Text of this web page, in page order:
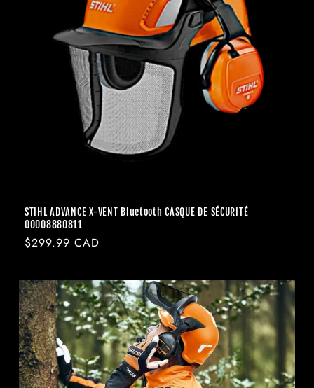
STIHL ADVANCE X-VENT Bluetooth CASQUE DE SÉCURITÉ
00008880811
Prix
$299.99 CAD